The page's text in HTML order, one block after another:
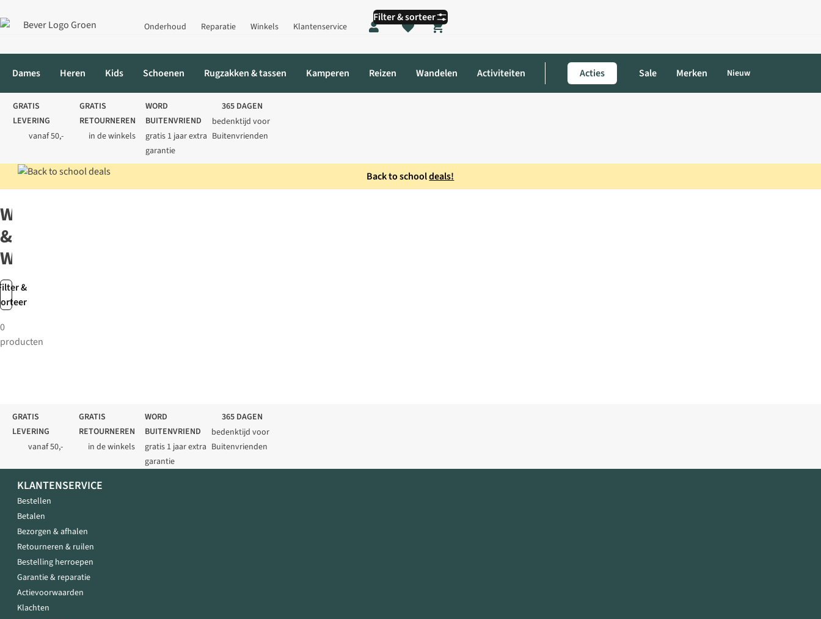
Onderhoud Reparatie Winkels Klantenservice
Shopping cart
Dames Heren Kids Schoenen Rugzakken & tassen Kamperen Reizen Wandelen Activiteiten Acties Sale Merken Nieuw
GRATIS
LEVERING
vanaf 50,-
GRATIS
RETOURNEREN
in de winkels
WORD
BUITENVRIEND
gratis 1 jaar extra
garantie
365 DAGEN
bedenktijd voor
Buitenvrienden
Back to schooldeals!
&
Filter & sorteer
Wild
&
Wolf
0
producten
GRATIS
LEVERING
vanaf 50,-
GRATIS
RETOURNEREN
in de winkels
WORD
BUITENVRIEND
gratis 1 jaar extra
garantie
365 DAGEN
bedenktijd voor
Buitenvrienden
KLANTENSERVICE
Bestellen
Betalen
Bezorgen & afhalen
Retourneren & ruilen
Bestelling herroepen
Garantie & reparatie
Actievoorwaarden
Klachten